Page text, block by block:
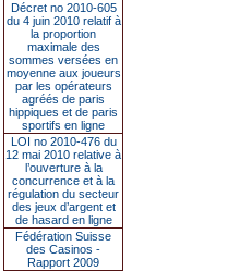
Décret no 2010-605
du 4 juin 2010 relatif à
la proportion
maximale des
sommes versées en
moyenne aux joueurs
par les opérateurs
agréés de paris
hippiques et de paris
sportifs en ligne
LOI no 2010-476 du
12 mai 2010 relative à
l’ouverture à la
concurrence et à la
régulation du secteur
des jeux d’argent et
de hasard en ligne
Fédération Suisse
des Casinos -
Rapport 2009